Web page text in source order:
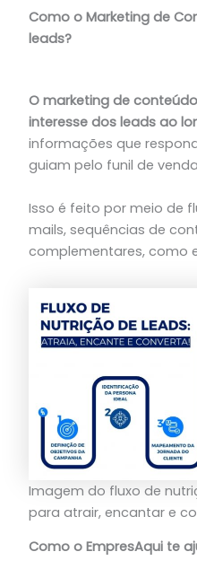
Como o Marketing de
leads?
O marketing de
interesse dos leads ao
informações que
guiam pelo funil de
Isso é feito por meio de
mails, sequências de
complementares, como
Imagem do fluxo de
para atrair, encantar e
Como o EmpresAqui te